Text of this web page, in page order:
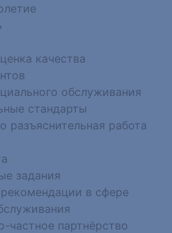
качества
обслуживания
стандарты
разъяснительная работа
задания
в сфере
частное партнёрство